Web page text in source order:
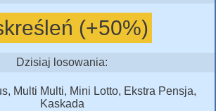
(+50%)
Dzisiaj losowania:
Multi Multi, Mini Lotto, Ekstra Pensja,
Kaskada